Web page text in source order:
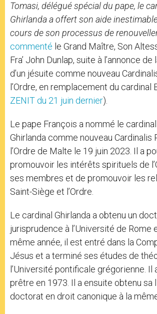
Tomasi, délégué spécial du pape, le
Ghirlanda a offert son aide inestimable
cours de son processus de
commenté le Grand Maître, Son
Fra’ John Dunlap, suite à l’annonce
d’un jésuite comme nouveau
l’Ordre, en remplacement du cardinal
ZENIT du 21 juin dernier).
Le pape François a nommé le
Ghirlanda comme nouveau Cardinalis
l’Ordre de Malte le 19 juin 2023. Il a
promouvoir les intérêts spirituels de
ses membres et de promouvoir les
Saint-Siège et l’Ordre.
Le cardinal Ghirlanda a obtenu un
jurisprudence à l’Université de Rome
même année, il est entré dans la
Jésus et a terminé ses études de
l’Université pontificale grégorienne. Il
prêtre en 1973. Il a ensuite obtenu sa
doctorat en droit canonique à la